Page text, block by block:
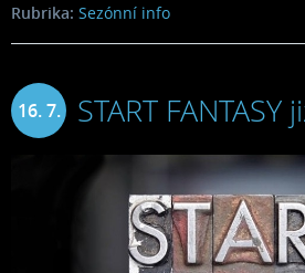
Rubrika: Sezónní info
16. 7. START FANTASY